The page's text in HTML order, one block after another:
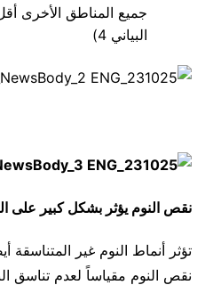
جميع المناطق الأخرى
البياني 4)
نقص النوم يؤثر بشكل كبير على
تؤثر أنماط النوم غير المتناسقة
نقص النوم مقياساً لعدم تناسق